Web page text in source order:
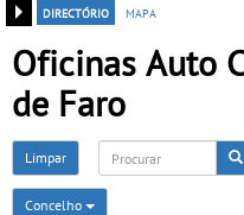
directório
mapa
Oficinas Auto
de Faro
Limpar
Concelho